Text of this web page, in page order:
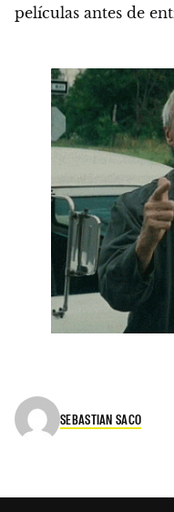
películas antes de
SEBASTIAN SACO